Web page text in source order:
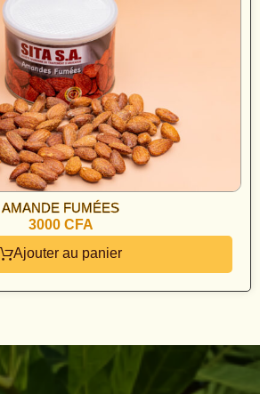
AMANDE FUMÉES
3000 CFA
Ajouter au panier